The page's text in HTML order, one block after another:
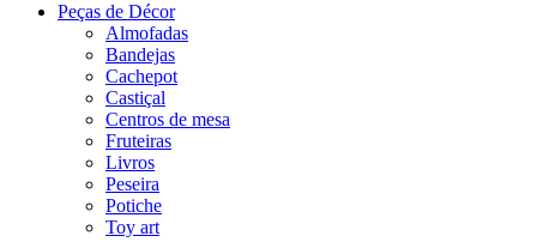
Peças de Décor
Almofadas
Bandejas
Cachepot
Castiçal
Centros de mesa
Fruteiras
Livros
Peseira
Potiche
Toy art